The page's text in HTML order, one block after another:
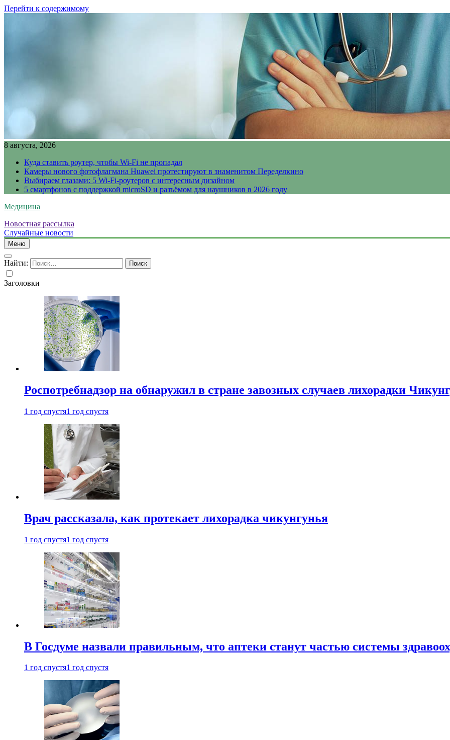
Перейти к содержимому
8 августа, 2026
Куда ставить роутер, чтобы Wi-Fi не пропадал
Камеры нового фотофлагмана Huawei протестируют в знаменитом Переделкино
Выбираем глазами: 5 Wi-Fi-роутеров с интересным дизайном
5 смартфонов с поддержкой microSD и разъёмом для наушников в 2026 году
Медицина
Новостная рассылка
Случайные новости
Меню
Найти:
Заголовки
Роспотребнадзор на обнаружил в стране завозных случаев лихорадки
1 год спустя1 год спустя
Врач рассказала, как протекает лихорадка чикунгунья
1 год спустя1 год спустя
В Госдуме назвали правильным, что аптеки станут частью системы
1 год спустя1 год спустя